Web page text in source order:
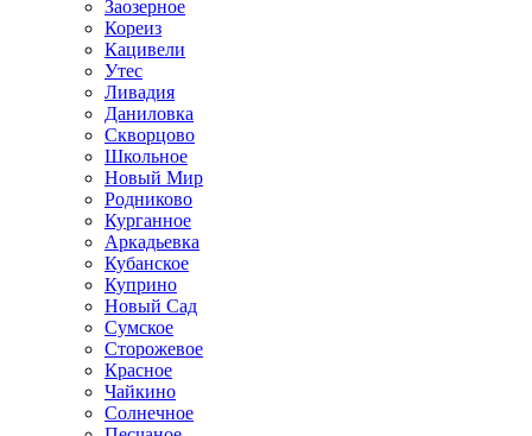
Заозерное
Кореиз
Кацивели
Утес
Ливадия
Даниловка
Скворцово
Школьное
Новый Мир
Родниково
Курганное
Аркадьевка
Кубанское
Куприно
Новый Сад
Сумское
Сторожевое
Красное
Чайкино
Солнечное